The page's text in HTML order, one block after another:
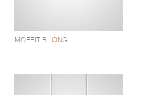
MOFFIT B LONG